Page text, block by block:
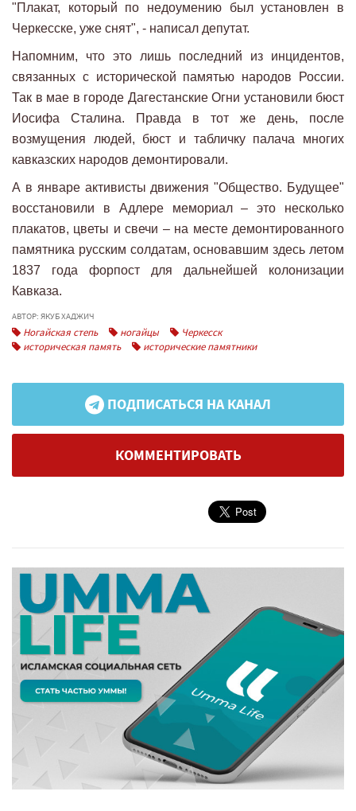
"Плакат, который по недоумению был установлен в
Черкесске, уже снят", - написал депутат.
Напомним, что это лишь последний из инцидентов,
связанных с исторической памятью народов России.
Так в мае в городе Дагестанские Огни установили бюст
Иосифа Сталина. Правда в тот же день, после
возмущения людей, бюст и табличку палача многих
кавказских народов демонтировали.
А в январе активисты движения "Общество. Будущее"
восстановили в Адлере мемориал – это несколько
плакатов, цветы и свечи – на месте демонтированного
памятника русским солдатам, основавшим здесь летом
1837 года форпост для дальнейшей колонизации
Кавказа.
АВТОР: ЯКУБ ХАДЖИЧ
Ногайская степь ногайцы
Черкесск
историческая память
исторические памятники
ПОДПИСАТЬСЯ НА КАНАЛ
КОММЕНТИРОВАТЬ